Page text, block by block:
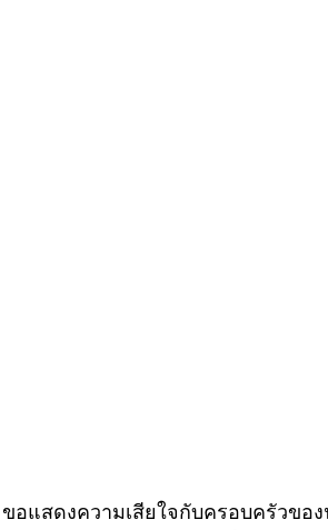
อแสดงความเสียใจกับครอบครัวขอ